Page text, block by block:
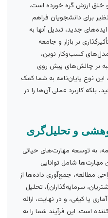
و خلق ارزش گره خورده است.
برای دانشجویان فراهم
جدید، تبدیل آنها به
بر بازار و جامعه
کسب‌وکار نوین،
بر چالش‌های پیش روی
این نوع پایان‌نامه به شما کمک
بلکه کاربرد عملی آن‌ها را در
و تحلیل‌گری
به توسعه مهارت‌های حیاتی
مهارت‌ها شامل توانایی
مطالعه، جمع‌آوری داده‌ها از
سرمایه‌گذاران)، تحلیل
یا کیفی، و در نهایت، ارائه
است. این فرآیند شما را به